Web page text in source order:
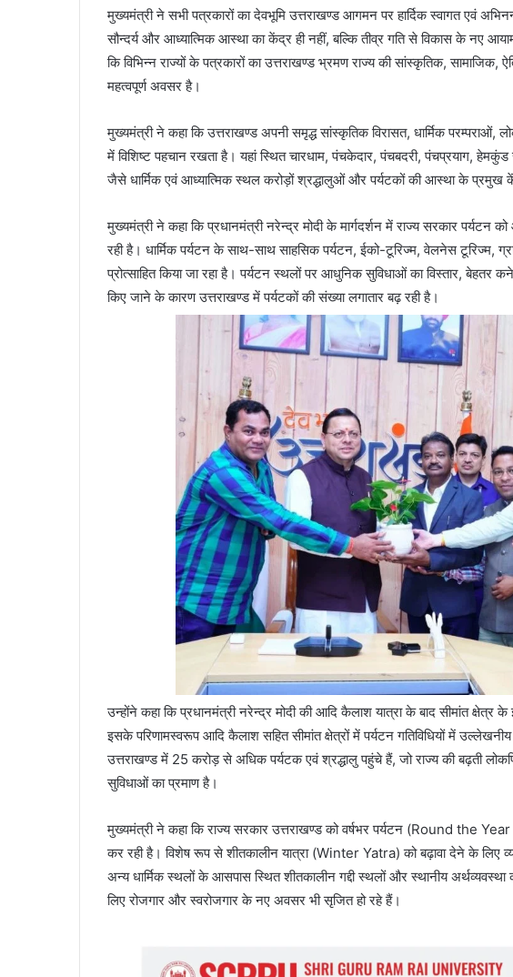
मुख्यमंत्री ने सभी पत्रकारों का देवभूमि उत्तराखण्ड आगमन पर हार्दिक स्वागत एवं
सौन्दर्य और आध्यात्मिक आस्था का केंद्र ही नहीं, बल्कि तीव्र गति से विकास के नए
कि विभिन्न राज्यों के पत्रकारों का उत्तराखण्ड भ्रमण राज्य की सांस्कृतिक, सामाजिक,
महत्वपूर्ण अवसर है।
मुख्यमंत्री ने कहा कि उत्तराखण्ड अपनी समृद्ध सांस्कृतिक विरासत, धार्मिक
में विशिष्ट पहचान रखता है। यहां स्थित चारधाम, पंचकेदार, पंचबदरी, पंचप्रयाग, हेमकुंड
जैसे धार्मिक एवं आध्यात्मिक स्थल करोड़ों श्रद्धालुओं और पर्यटकों की आस्था के प्रमुख
मुख्यमंत्री ने कहा कि प्रधानमंत्री नरेन्द्र मोदी के मार्गदर्शन में राज्य सरकार पर्यटन
रही है। धार्मिक पर्यटन के साथ-साथ साहसिक पर्यटन, ईको-टूरिज्म, वेलनेस टूरिज्म,
प्रोत्साहित किया जा रहा है। पर्यटन स्थलों पर आधुनिक सुविधाओं का विस्तार, बेहतर
किए जाने के कारण उत्तराखण्ड में पर्यटकों की संख्या लगातार बढ़ रही है।
उन्होंने कहा कि प्रधानमंत्री नरेन्द्र मोदी की आदि कैलाश यात्रा के बाद सीमांत क्षेत्र
इसके परिणामस्वरूप आदि कैलाश सहित सीमांत क्षेत्रों में पर्यटन गतिविधियों में
उत्तराखण्ड में 25 करोड़ से अधिक पर्यटक एवं श्रद्धालु पहुंचे हैं, जो राज्य की बढ़ती
सुविधाओं का प्रमाण है।
मुख्यमंत्री ने कहा कि राज्य सरकार उत्तराखण्ड को वर्षभर पर्यटन (Round the
कर रही है। विशेष रूप से शीतकालीन यात्रा (Winter Yatra) को बढ़ावा देने के लिए
अन्य धार्मिक स्थलों के आसपास स्थित शीतकालीन गद्दी स्थलों और स्थानीय
लिए रोजगार और स्वरोजगार के नए अवसर भी सृजित हो रहे हैं।